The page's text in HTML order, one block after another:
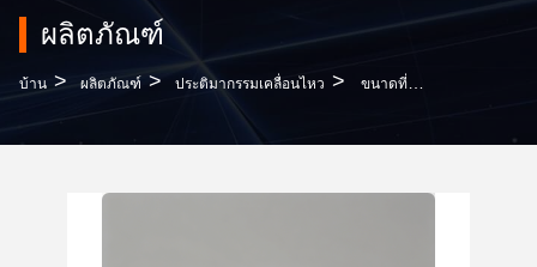
ผลิตภัณฑ์
บ้าน > ผลิตภัณฑ์ > ประติมากรรมเคลื่อนไหว > ขนาดที่กําหนดเอง ทนต่ออากาศ รูปปั้นไฟเบอร์กลาสลายด้วยมือ สําหรับตกแต่งภายนอกร้านขนม